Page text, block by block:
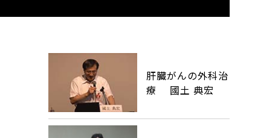
肝臓がんの外科治
療 國土 典宏